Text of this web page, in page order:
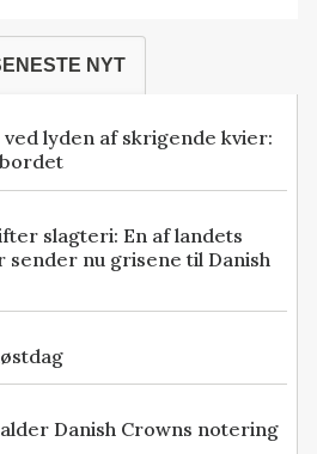
NYT
lyden af skrigende kvier:
slagteri: En af landets
nu grisene til Danish
Danish Crowns notering